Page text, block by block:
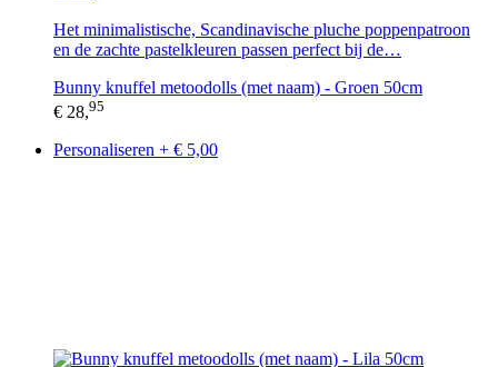
Het minimalistische, Scandinavische pluche poppenpatroon
en de zachte pastelkleuren passen perfect bij de…
Bunny knuffel metoodolls (met naam) - Groen 50cm
€ 28,95
Personaliseren + € 5,00